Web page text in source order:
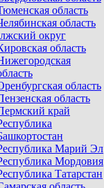
область
область
округ
область
область
область
край
Марий Эл
Мордовия
Татарстан